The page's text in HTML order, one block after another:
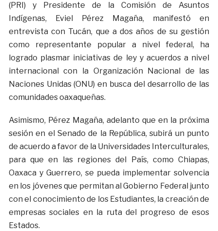
(PRI) y Presidente de la Comisión de Asuntos
Indígenas, Eviel Pérez Magaña, manifestó en
entrevista con Tucán, que a dos años de su gestión
como representante popular a nivel federal, ha
logrado plasmar iniciativas de ley y acuerdos a nivel
internacional con la Organización Nacional de las
Naciones Unidas (ONU) en busca del desarrollo de las
comunidades oaxaqueñas.
Asimismo, Pérez Magaña, adelanto que en la próxima
sesión en el Senado de la República, subirá un punto
de acuerdo a favor de la Universidades Interculturales,
para que en las regiones del País, como Chiapas,
Oaxaca y Guerrero, se pueda implementar solvencia
en los jóvenes que permitan al Gobierno Federal junto
con el conocimiento de los Estudiantes, la creación de
empresas sociales en la ruta del progreso de esos
Estados.